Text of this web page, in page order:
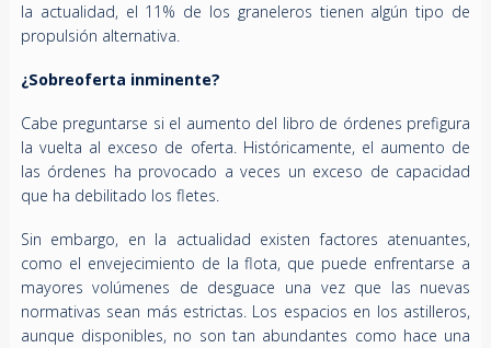
la actualidad, el 11% de los graneleros tienen algún tipo de
propulsión alternativa.
¿Sobreoferta inminente?
Cabe preguntarse si el aumento del libro de órdenes prefigura
la vuelta al exceso de oferta. Históricamente, el aumento de
las órdenes ha provocado a veces un exceso de capacidad
que ha debilitado los fletes.
Sin embargo, en la actualidad existen factores atenuantes,
como el envejecimiento de la flota, que puede enfrentarse a
mayores volúmenes de desguace una vez que las nuevas
normativas sean más estrictas. Los espacios en los astilleros,
aunque disponibles, no son tan abundantes como hace una